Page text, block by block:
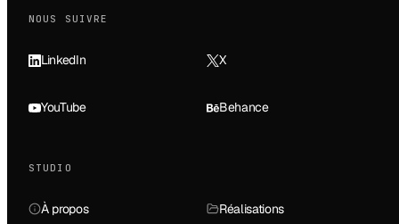
NOUS SUIVRE
LinkedIn X
YouTube Behance
STUDIO
À propos Réalisations